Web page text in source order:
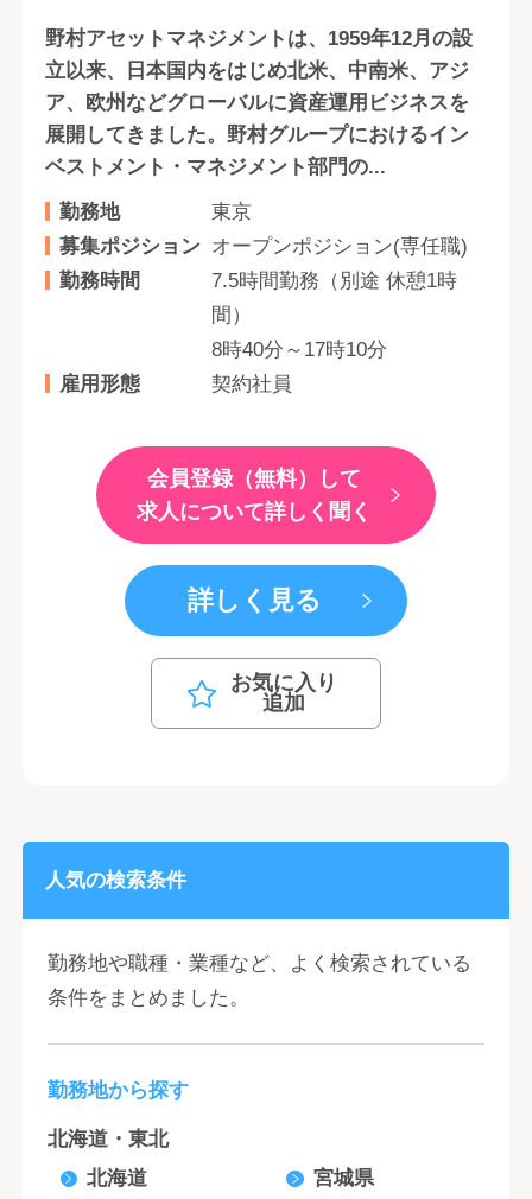
野村アセットマネジメントは、1959年12月の設
立以来、日本国内をはじめ北米、中南米、アジ
ア、欧州などグローバルに資産運用ビジネスを
展開してきました。野村グループにおけるイン
ベストメント・マネジメント部門の...
勤務地
東京
募集ポジション オープンポジション(専任職)
勤務時間
7.5時間勤務（別途 休憩1時
間）
8時40分～17時10分
雇用形態
契約社員
会員登録（無料）して
求人について詳しく聞く
詳しく見る
お気に入り
追加
人気の検索条件
勤務地や職種・業種など、よく検索されている
条件をまとめました。
勤務地から探す
北海道・東北
北海道
宮城県